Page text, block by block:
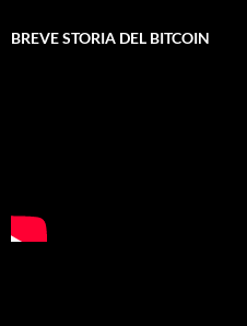
BREVE STORIA DEL BITCOIN